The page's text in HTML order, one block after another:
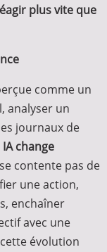
plus vite que
comme un
analyser un
journaux de
change
contente pas de
une action,
enchaîner
avec une
évolution